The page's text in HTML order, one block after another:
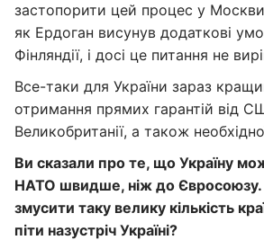
застопорити цей процес у
як Ердоган висунув додаткові
Фінляндії, і досі це питання не
Все-таки для України зараз
отримання прямих гарантій від
Великобританії, а також
Ви сказали про те, що Україну
НАТО швидше, ніж до
змусити таку велику кількість
піти назустріч Україні?